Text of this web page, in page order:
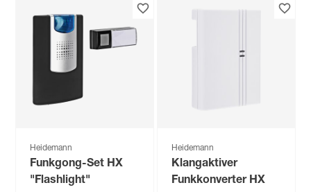
Heidemann
Funkgong-Set HX
"Flashlight"
Heidemann
Klangaktiver
Funkkonverter HX